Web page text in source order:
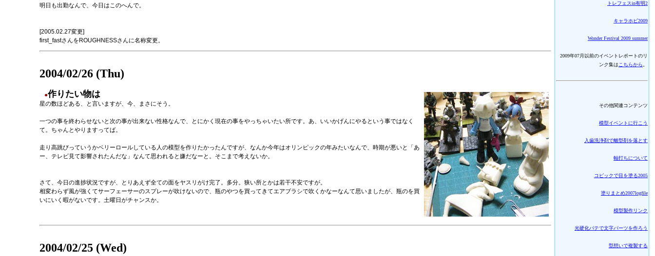
明日も出勤なんで、今日はこのへんで。
[2005.02.27変更]
first_fastさんをROUGHNESSさんに名称変更。
2004/02/26 (Thu)
●作りたい物は
星の数ほどある、と言いますが、今、まさにそう。
一つの事を終わらせないと次の事が出来ない性格なんで、とにかく現在の事をやっちゃいたい所です。あ、いいかげんにやるという事ではなく
て。ちゃんとやりますってば。
走り高跳びっていうかベリーロールしている人の模型を作りたかったんですが、なんか今年はオリンピックの年みたいなんで、時期が悪いと「あ
ー、テレビ見て影響されたんだな」なんて思われると嫌だなーと。そこまで考えないか。
さて、今日の進捗状況ですが、とりあえず全ての面をヤスリがけ完了。多分。狭い所とかは若干不安ですが。
相変わらず風が強くてサーフェーサーのスプレーが吹けないので、瓶のやつを買ってきてエアブラシで吹くかなーなんて思いましたが、瓶のを買
いにいく暇がないです。土曜日がチャンスか。
2004/02/25 (Wed)
トレフェスin有明2
キャラホビ2009
Wonder Festival 2009 summer
2009年07月以前のイベントレポートのリ
ンク集は こちらから
その他関連コンテンツ
模型イベントに行こう
入歯洗浄剤で離型剤を落とす
軸打ちについて
コピックで目を塗る2005
塗りまとめ2007logfile
模型製作リンク
光硬化パテで文字パーツを作ろう
型想いで複製する